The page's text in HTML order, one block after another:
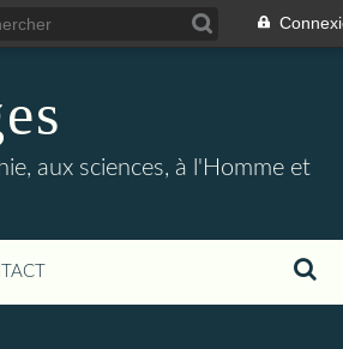
aux sciences, à l'Homme et